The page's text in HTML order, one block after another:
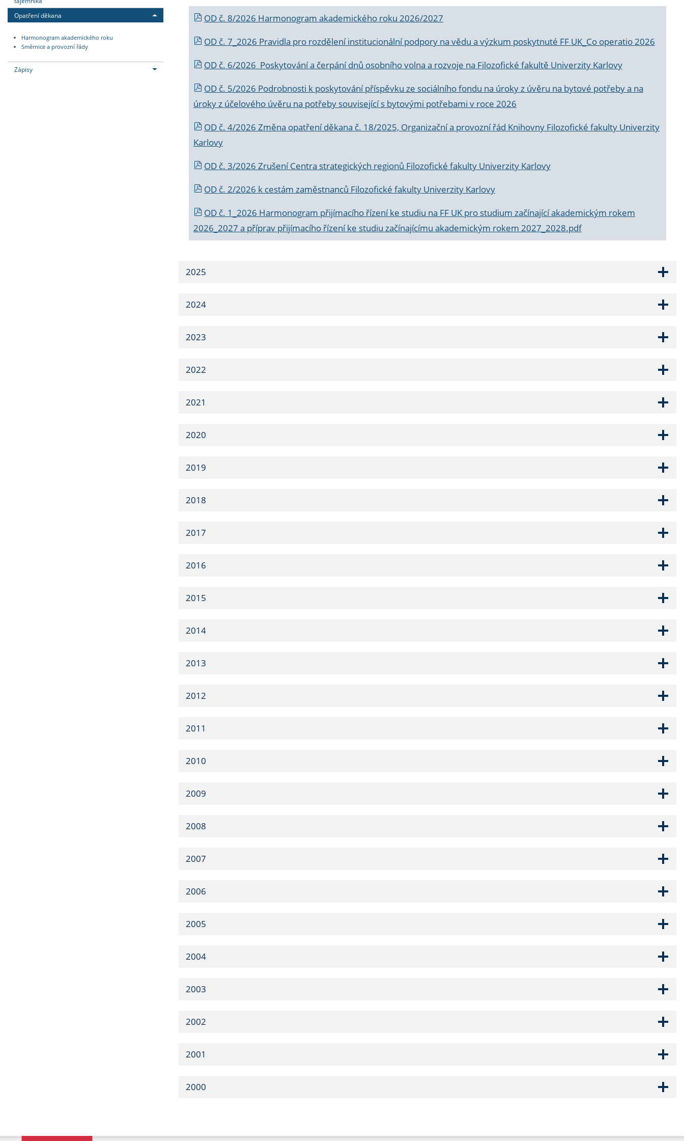
Opatření děkana
Harmonogram akademického roku
Směrnice a provozní řády
Zápisy
OD č. 8/2026 Harmonogram akademického roku 2026/2027
OD č. 7_2026 Pravidla pro rozdělení institucionální podpory na vědu a výzkum poskytnuté FF UK_Co operatio 2026
OD č. 6/2026 Poskytování a čerpání dnů osobního volna a rozvoje na Filozofické fakultě Univerzity Karlovy
OD č. 5/2026 Podrobnosti k poskytování příspěvku ze sociálního fondu na úroky z úvěru na bytové potřeby a na
úroky z účelového úvěru na potřeby související s bytovými potřebami v roce 2026
OD č. 4/2026 Změna opatření děkana č. 18/2025, Organizační a provozní řád Knihovny Filozofické fakulty Univerzity
Karlovy
OD č. 3/2026 Zrušení Centra strategických regionů Filozofické fakulty Univerzity Karlovy
OD č. 2/2026 k cestám zaměstnanců Filozofické fakulty Univerzity Karlovy
OD č. 1_2026 Harmonogram přijímacího řízení ke studiu na FF UK pro studium začínající akademickým rokem
2026_2027 a příprav přijímacího řízení ke studiu začínajícímu akademickým rokem 2027_2028.pdf
2025
2024
2023
2022
2021
2020
2019
2018
2017
2016
2015
2014
2013
2012
2011
2010
2009
2008
2007
2006
2005
2004
2003
2002
2001
2000